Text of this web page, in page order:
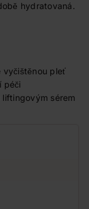
hydratovaná.
vyčištěnou pleť
péči
sérem